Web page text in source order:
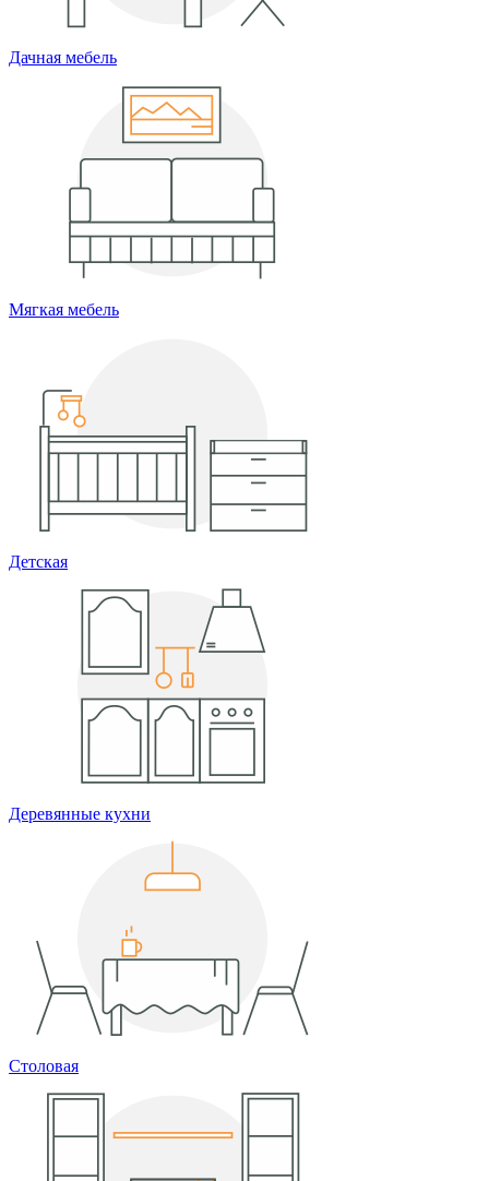
Дачная мебель
Мягкая мебель
Детская
Деревянные кухни
Столовая